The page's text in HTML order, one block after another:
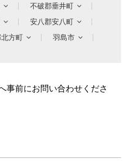
不破郡垂井町
安八郡安八町
方町
羽島市
事前にお問い合わせくださ